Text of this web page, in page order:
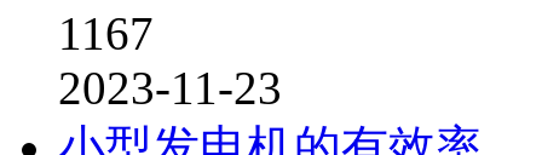
1167
2023-11-23